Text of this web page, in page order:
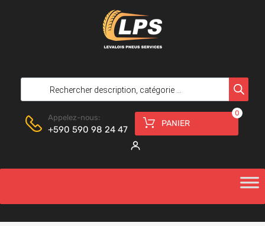
Appelez-nous:
+590 590 98 24 47
PANIER
0